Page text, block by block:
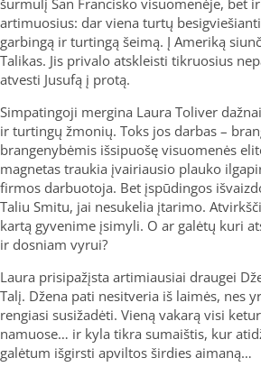
šurmulį San Francisko visuomenėje, bet
artimuosius: dar viena turtų
garbingą ir turtingą šeimą. Į Ameriką
Talikas. Jis privalo atskleisti tikruosius
atvesti Jusufą į protą.
Simpatingoji mergina Laura Toliver
ir turtingų žmonių. Toks jos darbas –
brangenybėmis išsipuošę visuomenės
magnetas traukia įvairiausio plauko
firmos darbuotoja. Bet įspūdingos
Taliu Smitu, jai nesukelia įtarimo.
kartą gyvenime įsimyli. O ar galėtų kuri
ir dosniam vyrui?
Laura prisipažįsta artimiausiai draugei
Talį. Džena pati nesitveria iš laimės, nes
rengiasi susižadėti. Vieną vakarą visi
namuose… ir kyla tikra sumaištis, kur
galėtum išgirsti apviltos širdies aimaną…